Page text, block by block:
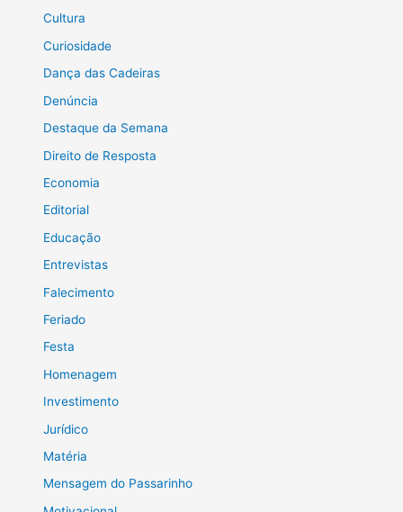
Cultura
Curiosidade
Dança das Cadeiras
Denúncia
Destaque da Semana
Direito de Resposta
Economia
Editorial
Educação
Entrevistas
Falecimento
Feriado
Festa
Homenagem
Investimento
Jurídico
Matéria
Mensagem do Passarinho